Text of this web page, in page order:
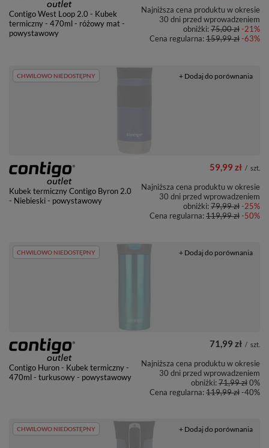
Contigo West Loop 2.0 - Kubek
termiczny - 470ml - różowy mat -
powystawowy
Najniższa cena produktu w okresie
30 dni przed wprowadzeniem
obniżki:75,00 zł-21%
Cena regularna:159,99 zł-63%
CHWILOWO NIEDOSTĘPNY
Kubek termiczny Contigo Byron 2.0
- Niebieski - powystawowy
59,99 zł / szt.
Najniższa cena produktu w okresie
30 dni przed wprowadzeniem
obniżki:79,99 zł-25%
Cena regularna:119,99 zł-50%
+ Dodaj do porównania
CHWILOWO NIEDOSTĘPNY
Contigo Huron - Kubek termiczny -
470ml - turkusowy - powystawowy
71,99 zł / szt.
Najniższa cena produktu w okresie
30 dni przed wprowadzeniem
obniżki:71,99 zł0%
Cena regularna:119,99 zł-40%
+ Dodaj do porównania
CHWILOWO NIEDOSTĘPNY + Dodaj do porównania